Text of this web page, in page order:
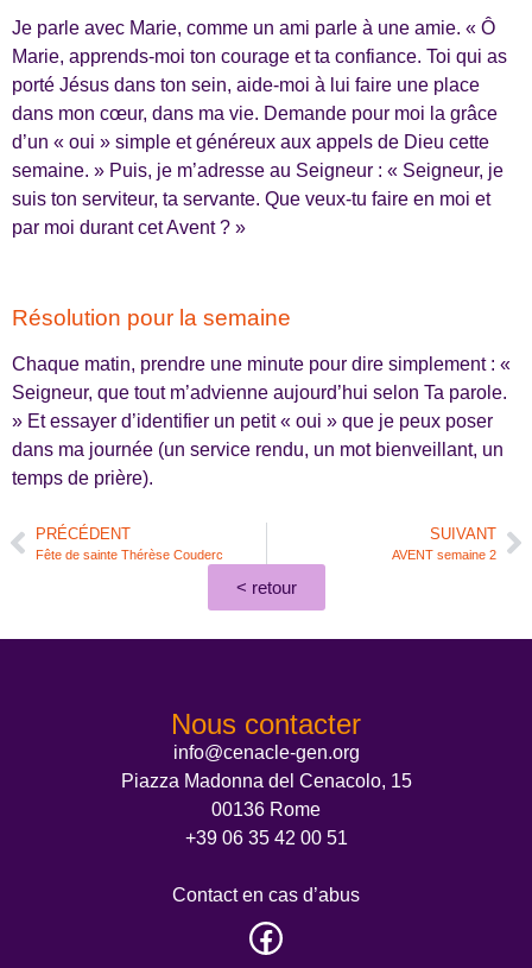
Je parle avec Marie, comme un ami parle à une amie. « Ô
Marie, apprends-moi ton courage et ta confiance. Toi qui as
porté Jésus dans ton sein, aide-moi à lui faire une place
dans mon cœur, dans ma vie. Demande pour moi la grâce
d’un « oui » simple et généreux aux appels de Dieu cette
semaine. » Puis, je m’adresse au Seigneur : « Seigneur, je
suis ton serviteur, ta servante. Que veux-tu faire en moi et
par moi durant cet Avent ? »
Résolution pour la semaine
Chaque matin, prendre une minute pour dire simplement : «
Seigneur, que tout m’advienne aujourd’hui selon Ta parole.
» Et essayer d’identifier un petit « oui » que je peux poser
dans ma journée (un service rendu, un mot bienveillant, un
temps de prière).
PRÉCÉDENT
Fête de sainte Thérèse Couderc
SUIVANT
AVENT semaine 2
< retour
Nous contacter
info@cenacle-gen.org
Piazza Madonna del Cenacolo, 15
00136 Rome
+39 06 35 42 00 51
Contact en cas d’abus